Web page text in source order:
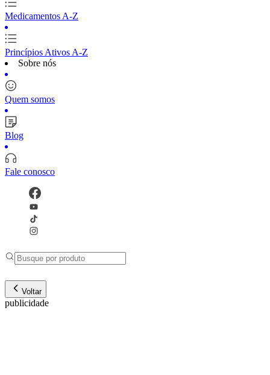
Medicamentos A-Z
Princípios Ativos A-Z
Sobre nós
Quem somos
Blog
Fale conosco
Voltar
publicidade